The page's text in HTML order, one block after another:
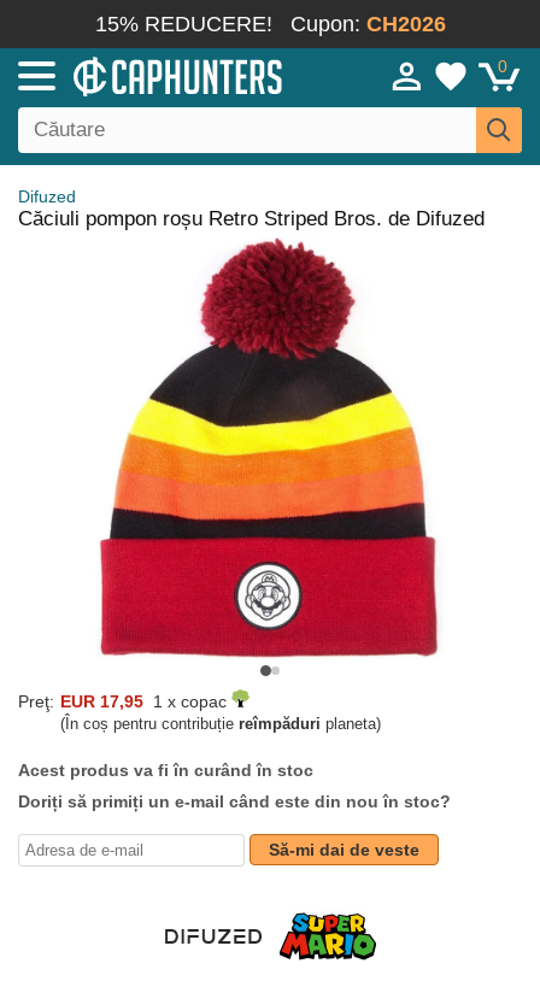
15% REDUCERE! Cupon: CH2026
0
Difuzed
Căciuli pompon roșu Retro Striped Bros. de Difuzed
Preţ: EUR 17,95 1 x copac
(În coș pentru contribuție reîmpăduri planeta)
Acest produs va fi în curând în stoc
Doriți să primiți un e-mail când este din nou în stoc?
Să-mi dai de veste